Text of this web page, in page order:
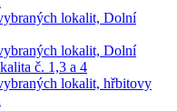
lokalit, Dolní
lokalit, Dolní
č. 1,3 a 4
lokalit, hřbitovy